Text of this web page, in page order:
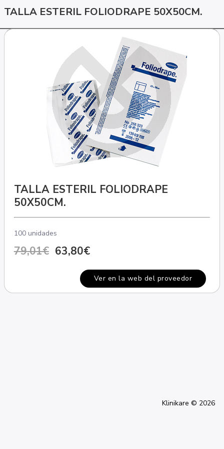
TALLA ESTERIL FOLIODRAPE 50X50CM.
TALLA ESTERIL FOLIODRAPE
50X50CM.
100 unidades
79,01€ 63,80€
Ver en la web del proveedor
Klinikare © 2026